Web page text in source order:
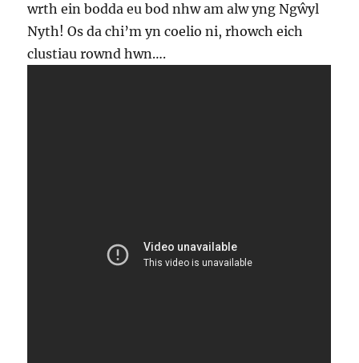
wrth ein bodda eu bod nhw am alw yng Ngŵyl
Nyth! Os da chi’m yn coelio ni, rhowch eich
clustiau rownd hwn….